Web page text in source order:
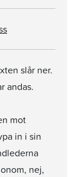
slår ner.
andas.
mot
in i sin
nej,